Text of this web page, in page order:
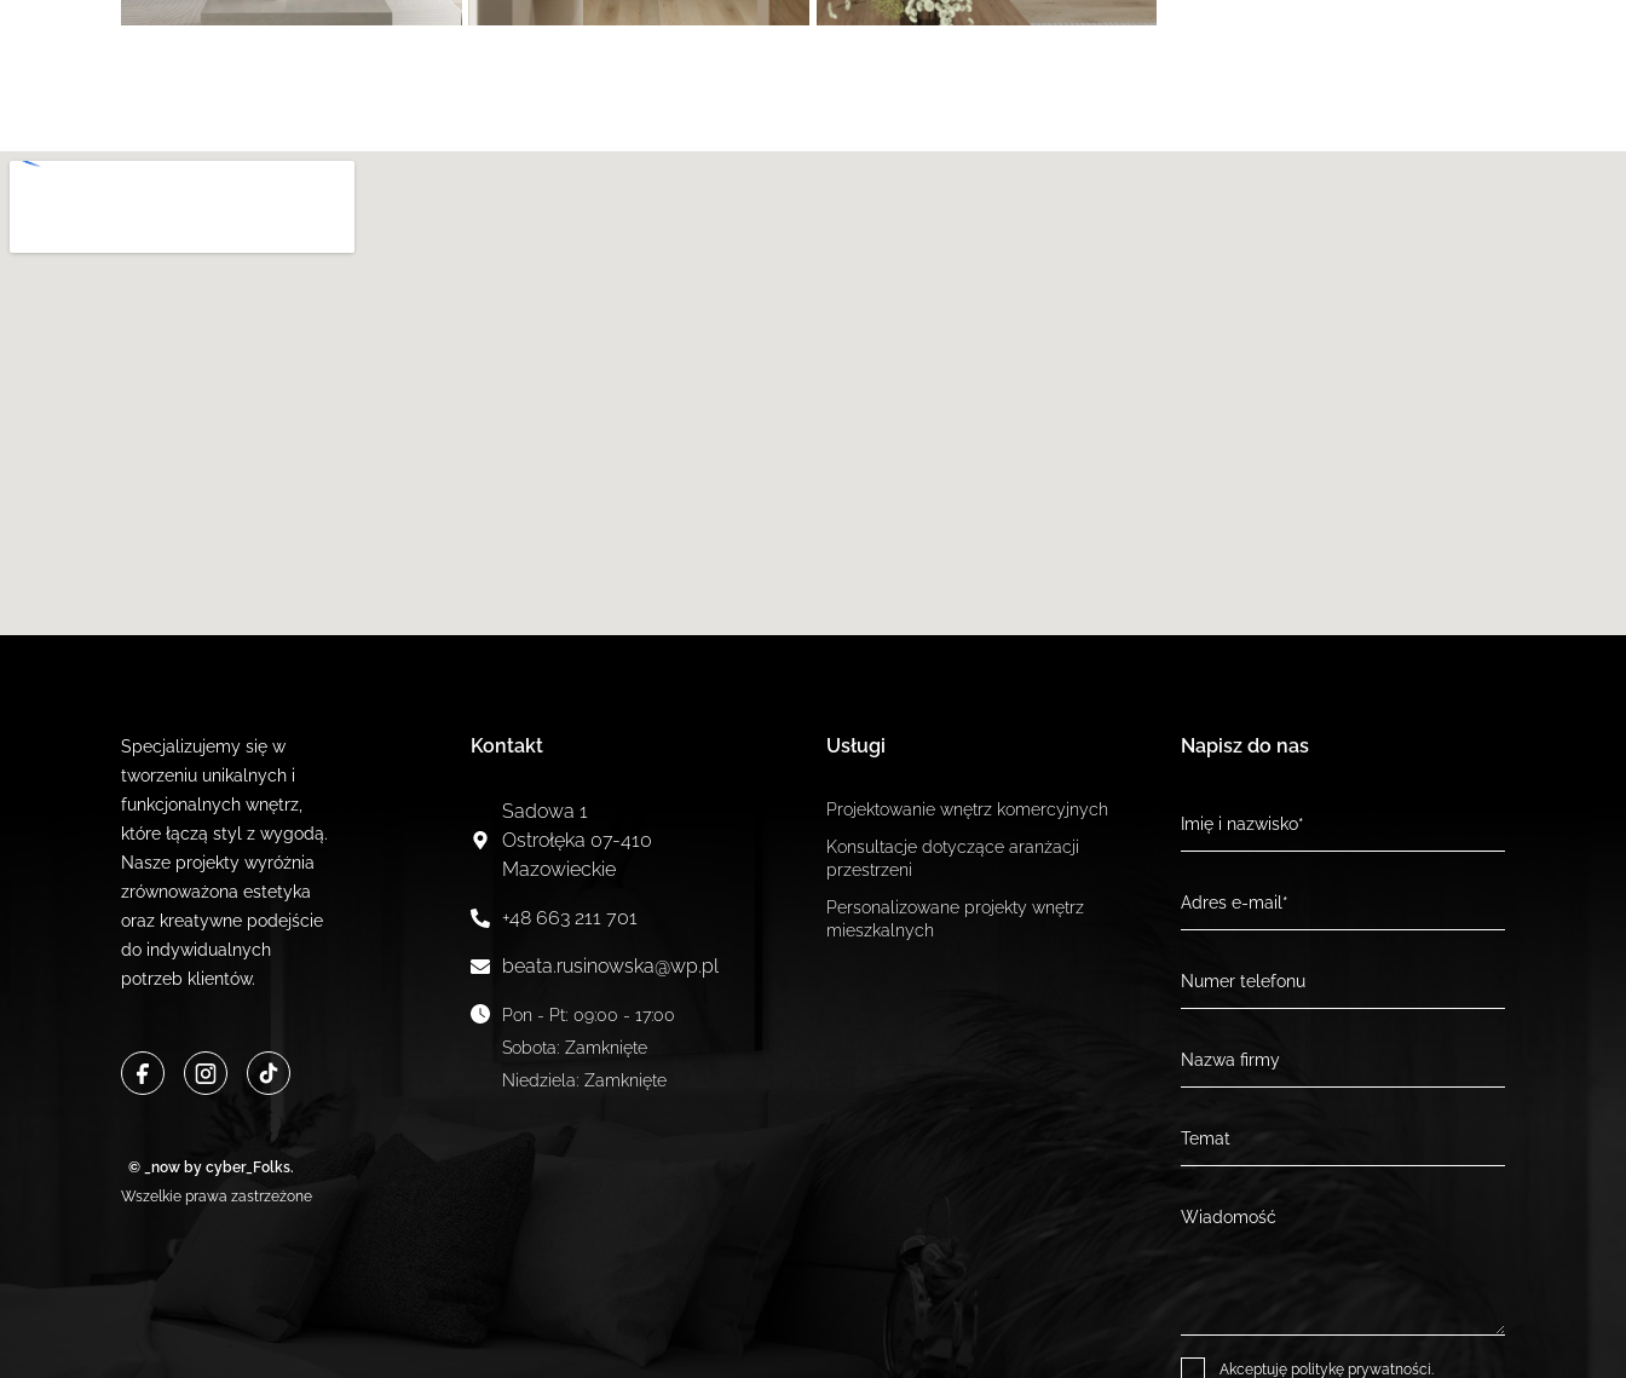
Specjalizujemy się w
tworzeniu unikalnych i
funkcjonalnych wnętrz,
które łączą styl z wygodą.
Nasze projekty wyróżnia
zrównoważona estetyka
oraz kreatywne podejście
do indywidualnych
potrzeb klientów.
© _now by cyber_Folks.
Wszelkie prawa zastrzeżone
Kontakt
Sadowa 1
Ostrołęka 07-410
Mazowieckie
+48 663 211 701
beata.rusinowska@wp.pl
Pon - Pt: 09:00 - 17:00
Sobota: Zamknięte
Niedziela: Zamknięte
Usługi
Projektowanie wnętrz komercyjnych
Konsultacje dotyczące aranżacji
przestrzeni
Personalizowane projekty wnętrz
mieszkalnych
Napisz do nas
Akceptuję politykę prywatności.